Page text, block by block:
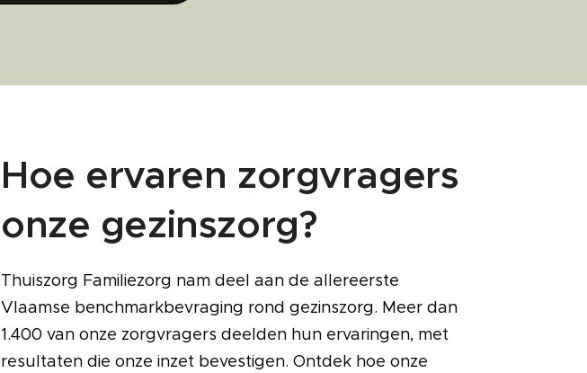
Hoe ervaren zorgvragers
onze gezinszorg?
Thuiszorg Familiezorg nam deel aan de allereerste
Vlaamse benchmarkbevraging rond gezinszorg. Meer dan
1.400 van onze zorgvragers deelden hun ervaringen, met
resultaten die onze inzet bevestigen. Ontdek hoe onze